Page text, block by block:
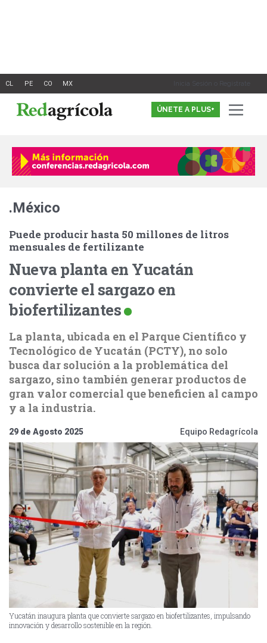
Inicia Sesión o Registrate
ÚNETE A PLUS+
.México
Puede producir hasta 50 millones de litros
mensuales de fertilizante
Nueva planta en Yucatán
convierte el sargazo en
biofertilizantes
La planta, ubicada en el Parque Científico y
Tecnológico de Yucatán (PCTY), no solo
busca dar solución a la problemática del
sargazo, sino también generar productos de
gran valor comercial que beneficien al campo
y a la industria.
29 de Agosto 2025 Equipo Redagrícola
Yucatán inaugura planta que convierte sargazo en biofertilizantes, impulsando
innovación y desarrollo sostenible en la región.